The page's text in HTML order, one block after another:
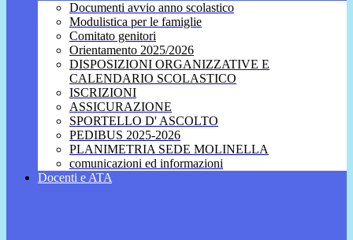
Documenti avvio anno scolastico
Modulistica per le famiglie
Comitato genitori
Orientamento 2025/2026
DISPOSIZIONI ORGANIZZATIVE E
CALENDARIO SCOLASTICO
ISCRIZIONI
ASSICURAZIONE
SPORTELLO D' ASCOLTO
PEDIBUS 2025-2026
PLANIMETRIA SEDE MOLINELLA
comunicazioni ed informazioni
Docenti e ATA